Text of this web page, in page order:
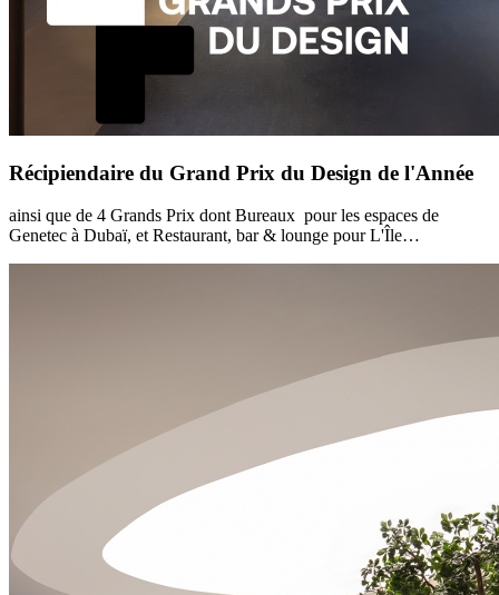
Récipiendaire du Grand Prix du Design de l'Année
ainsi que de 4 Grands Prix dont Bureaux pour les espaces de
Genetec à Dubaï, et Restaurant, bar & lounge pour L'Île…